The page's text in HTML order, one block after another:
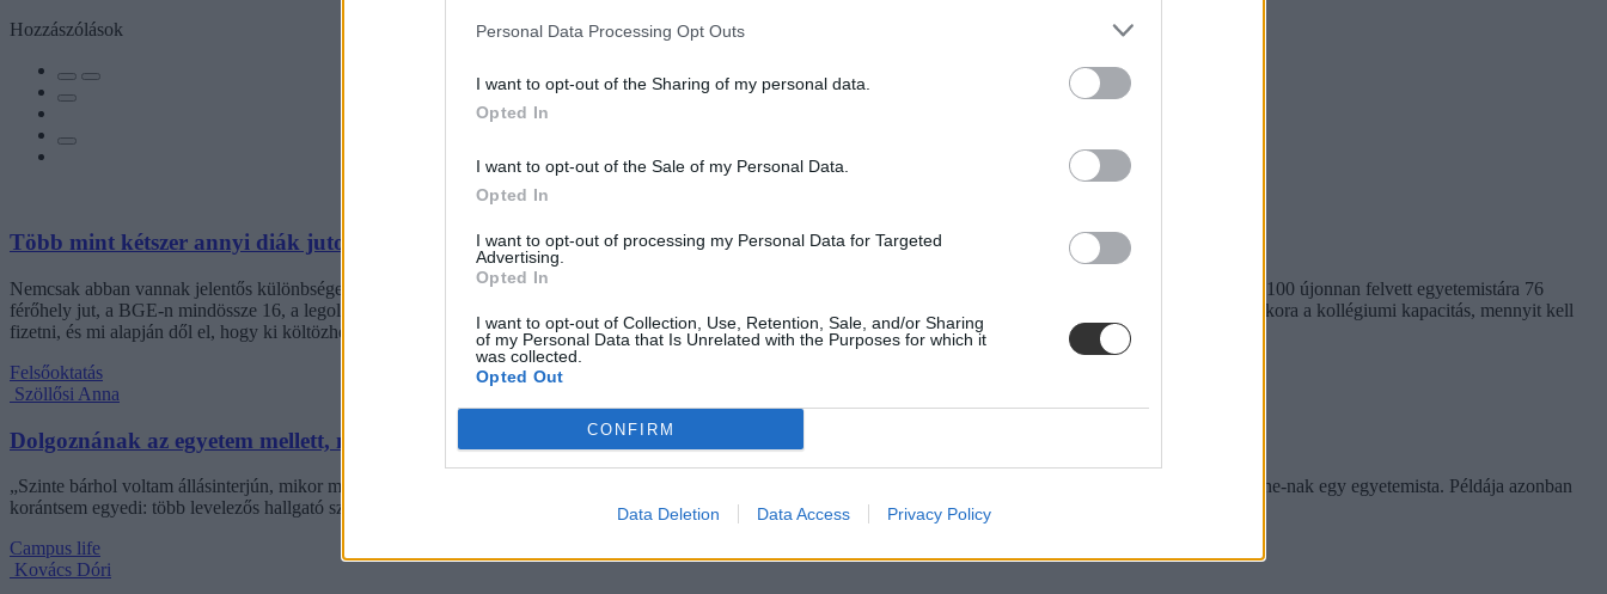
Personal Data Processing Opt Outs
I want to opt-out of the Sharing of my personal data.
Opted In
I want to opt-out of the Sale of my Personal Data.
Opted In
I want to opt-out of processing my Personal Data for Targeted
Advertising.
Opted In
I want to opt-out of Collection, Use, Retention, Sale, and/or Sharing
of my Personal Data that Is Unrelated with the Purposes for which it
was collected.
Opted Out
CONFIRM
Data Deletion Data Access Privacy Policy
Hozzászólások
Több mint kétszer annyi diák jutott be a felsőoktatásba, mint ahány kollégiumi férőhely összesen van
Nemcsak abban vannak jelentős különbségek az egyetemek között, hogy hány kollégiumi férőhely jut a hallgatókra, a térítési díj összege sem egységes. Míg a BME-n 100 újonnan felvett egyetemistára 76
férőhely jut, a BGE-n mindössze 16, a legolcsóbb havi kollégiumi díjak pedig 9300 és 25 500 forint között mozognak a vizsgált intézményekben. Megnéztük, hol mekkora a kollégiumi kapacitás, mennyit kell
fizetni, és mi alapján dől el, hogy ki költözhet be.
Felsőoktatás
Szöllősi Anna
Dolgoznának az egyetem mellett, mégsem vállalhatnak diákmunkát – több mint százezer levelezős hallgatót érinthet a szabály
„Szinte bárhol voltam állásinterjún, mikor megtudták, hogy levelező tagozatos hallgató vagyok, egyből húzni kezdték a szájukat” – számolt be tapasztalatairól az Eduline-nak egy egyetemista. Példája azonban
korántsem egyedi: több levelezős hallgató számolt be hasonló nehézségekről.
Campus life
Kovács Dóri